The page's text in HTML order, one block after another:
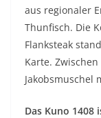
aus regionaler
Thunfisch. Die
Flanksteak
Karte.
Jakobsmuschel
Das Kuno 1408